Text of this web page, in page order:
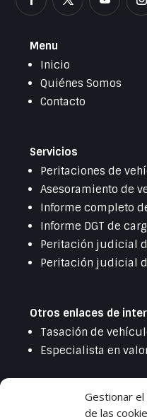
Gestionar
de las
Menu
Inicio
Quiénes Somos
Contacto
Servicios
Peritaciones de
Asesoramiento de
Informe completo
Informe DGT de
Peritación judicial
Peritación judicial
Otros enlaces de
Tasación de
Especialista en